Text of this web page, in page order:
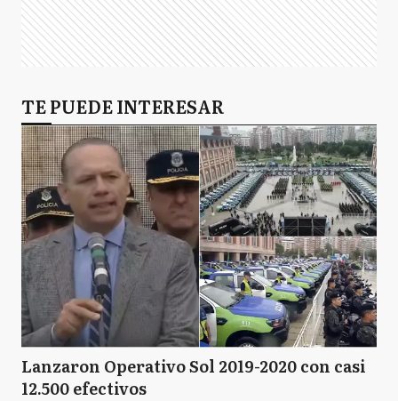
TE PUEDE INTERESAR
Lanzaron Operativo Sol 2019-2020 con casi
12.500 efectivos